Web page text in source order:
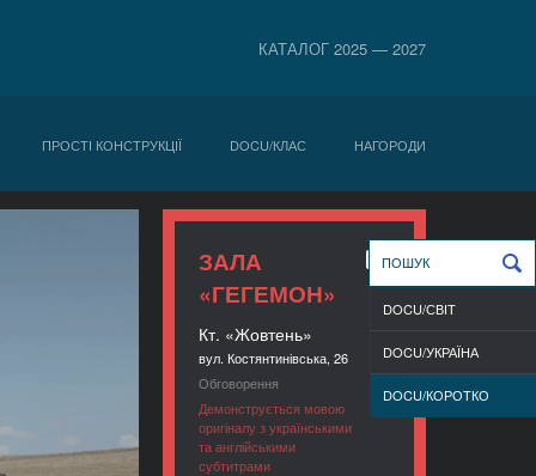
КАТАЛОГ 2025 — 2027
ПРОСТІ КОНСТРУКЦІЇ DOCU/КЛАС НАГОРОДИ
ЗАЛА
«ГЕГЕМОН»
Кт. «Жовтень»
вул. Костянтинівська, 26
Обговорення
Демонструється мовою
оригіналу з українськими
та англійськими
субтитрами
DOCU/СВІТ
DOCU/УКРАЇНА
DOCU/КОРОТКО